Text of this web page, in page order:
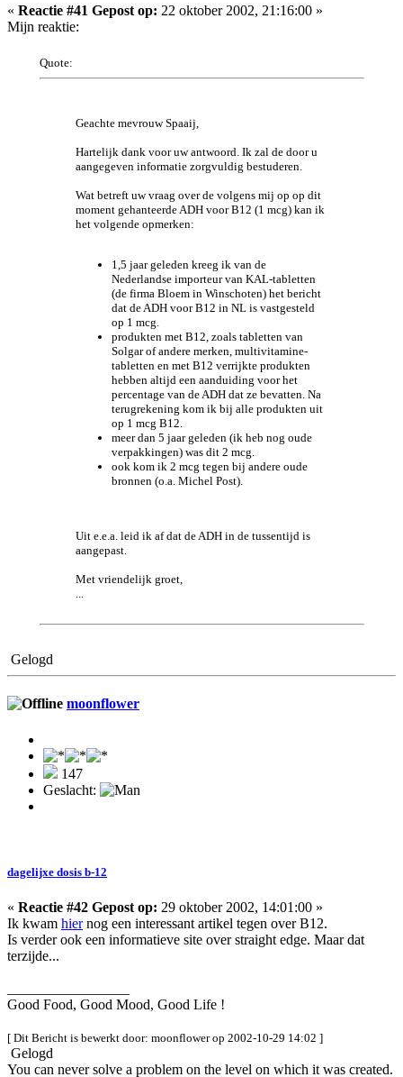
« Reactie #41 Gepost op: 22 oktober 2002, 21:16:00 »
Mijn reaktie:
Quote:
Geachte mevrouw Spaaij,
Hartelijk dank voor uw antwoord. Ik zal de door u
aangegeven informatie zorgvuldig bestuderen.
Wat betreft uw vraag over de volgens mij op op dit
moment gehanteerde ADH voor B12 (1 mcg) kan ik
het volgende opmerken:
1,5 jaar geleden kreeg ik van de
Nederlandse importeur van KAL-tabletten
(de firma Bloem in Winschoten) het bericht
dat de ADH voor B12 in NL is vastgesteld
op 1 mcg.
produkten met B12, zoals tabletten van
Solgar of andere merken, multivitamine-
tabletten en met B12 verrijkte produkten
hebben altijd een aanduiding voor het
percentage van de ADH dat ze bevatten. Na
terugrekening kom ik bij alle produkten uit
op 1 mcg B12.
meer dan 5 jaar geleden (ik heb nog oude
verpakkingen) was dit 2 mcg.
ook kom ik 2 mcg tegen bij andere oude
bronnen (o.a. Michel Post).
Uit e.e.a. leid ik af dat de ADH in de tussentijd is
aangepast.
Met vriendelijk groet,
...
Gelogd
moonflower
147
Geslacht:
dagelijxe dosis b-12
« Reactie #42 Gepost op: 29 oktober 2002, 14:01:00 »
Ik kwam hiernog een interessant artikel tegen over B12.
Is verder ook een informatieve site over straight edge. Maar dat
terzijde...
Good Food, Good Mood, Good Life !
[ Dit Bericht is bewerkt door: moonflower op 2002-10-29 14:02 ]
Gelogd
You can never solve a problem on the level on which it was created.